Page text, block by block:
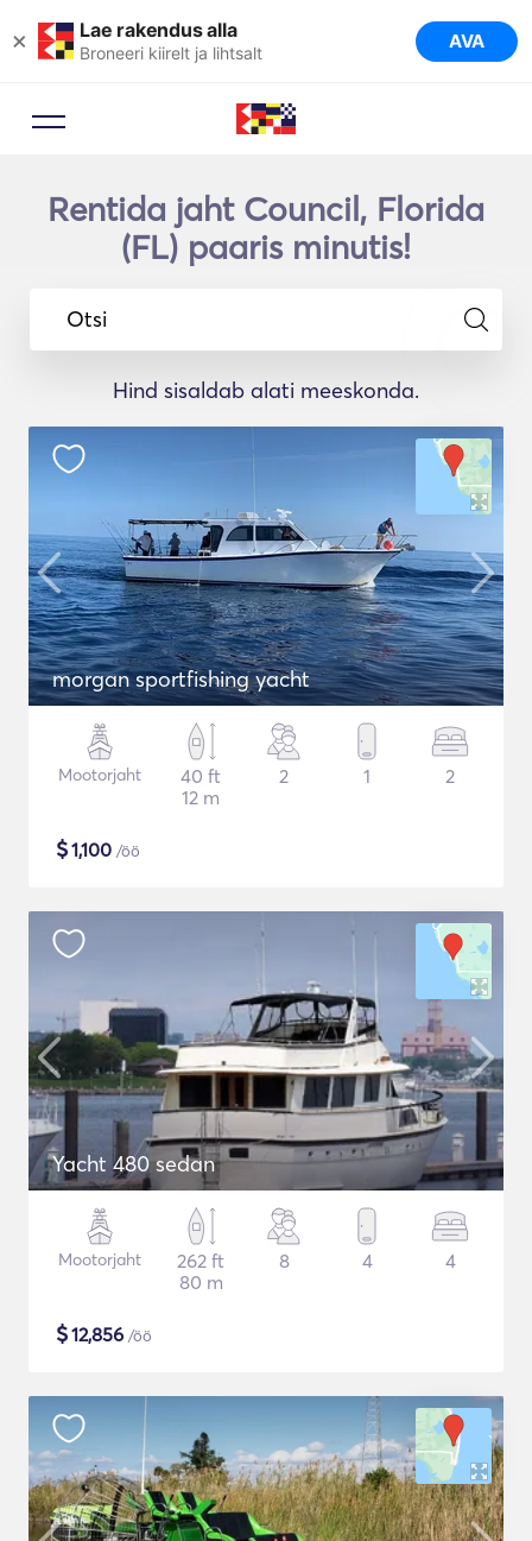
× Lae rakendus alla
Broneeri kiirelt ja lihtsalt AVA
Rentida jaht Council, Florida
(FL) paaris minutis!
Otsi
Hind sisaldab alati meeskonda.
morgan sportfishing yacht
Mootorjaht
40 ft
12 m
2 1 2
$1,100 /öö
Yacht 480 sedan
Mootorjaht
262 ft
80 m
8 4 4
$12,856 /öö